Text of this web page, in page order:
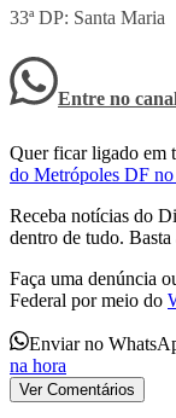
33ª DP: Santa Maria
Entre no
Quer ficar ligado em
do Metrópoles DF
Receba notícias do
dentro de tudo. Basta
Faça uma denúncia
Federal por meio do
Enviar no
na hora
Ver Comentários